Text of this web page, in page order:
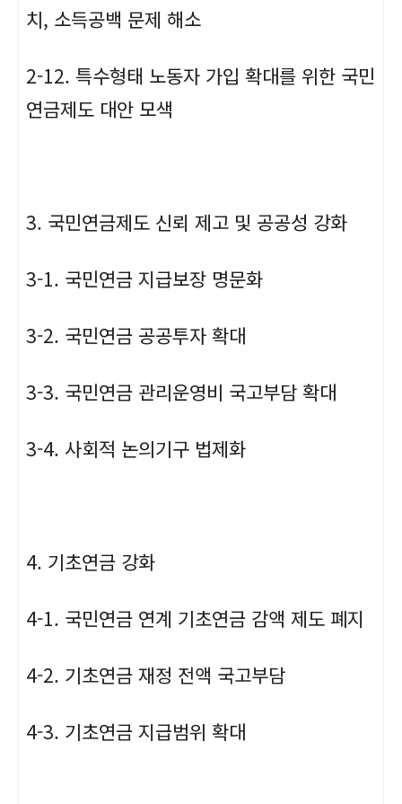
치, 소득공백 문제 해소
2-12. 특수형태 노동자 가입 확대를 위한 국민
연금제도 대안 모색
3. 국민연금제도 신뢰 제고 및 공공성 강화
3-1. 국민연금 지급보장 명문화
3-2. 국민연금 공공투자 확대
3-3. 국민연금 관리운영비 국고부담 확대
3-4. 사회적 논의기구 법제화
4. 기초연금 강화
4-1. 국민연금 연계 기초연금 감액 제도 폐지
4-2. 기초연금 재정 전액 국고부담
4-3. 기초연금 지급범위 확대